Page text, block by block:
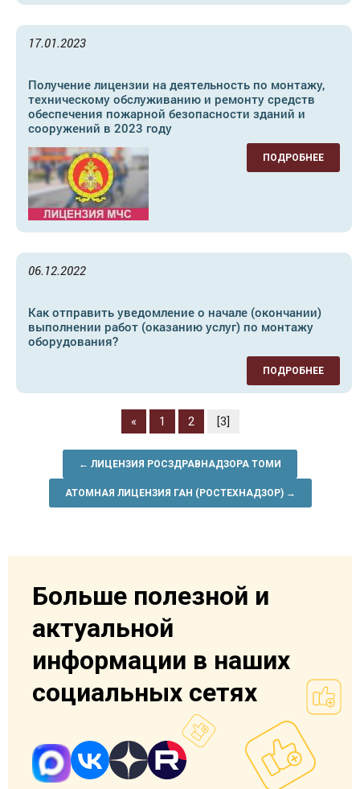
17.01.2023
Получение лицензии на деятельность по монтажу,
техническому обслуживанию и ремонту средств
обеспечения пожарной безопасности зданий и
сооружений в 2023 году
ПОДРОБНЕЕ
06.12.2022
Как отправить уведомление о начале (окончании)
выполнении работ (оказанию услуг) по монтажу
оборудования?
ПОДРОБНЕЕ
« 1 2 [3]
← ЛИЦЕНЗИЯ РОСЗДРАВНАДЗОРА ТОМИ
АТОМНАЯ ЛИЦЕНЗИЯ ГАН (РОСТЕХНАДЗОР) →
Больше полезной и
актуальной
информации в наших
социальных сетях